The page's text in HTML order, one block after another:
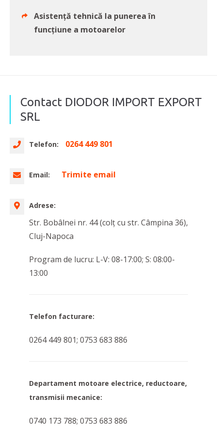
Asistență tehnică la punerea în
funcțiune a motoarelor
Contact DIODOR IMPORT EXPORT
SRL
Telefon: 0264 449 801
Email: Trimite email
Adrese:
Str. Bobâlnei nr. 44 (colț cu str. Câmpina 36),
Cluj-Napoca
Program de lucru: L-V: 08-17:00; S: 08:00-
13:00
Telefon facturare:
0264 449 801; 0753 683 886
Departament motoare electrice, reductoare,
transmisii mecanice:
0740 173 788; 0753 683 886